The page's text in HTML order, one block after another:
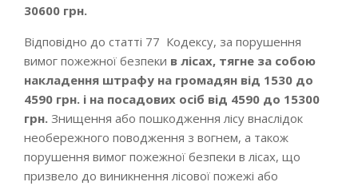
30600 грн.
Відповідно до статті 77 Кодексу, за порушення
вимог пожежної безпеки в лісах, тягне за собою
накладення штрафу на громадян від 1530 до
4590 грн. і на посадових осіб від 4590 до 15300
грн. Знищення або пошкодження лісу внаслідок
необережного поводження з вогнем, а також
порушення вимог пожежної безпеки в лісах, що
призвело до виникнення лісової пожежі або